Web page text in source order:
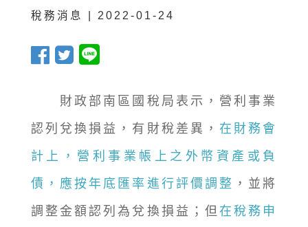
稅務消息 | 2022-01-24
財政部南區國稅局表示，營利事業
認列兌換損益，有財稅差異， 在財務會
計上，營利事業帳上之外幣資產或負
債，應按年底匯率進行評價調整 ，並將
調整金額認列為兌換損益；但 在稅務申